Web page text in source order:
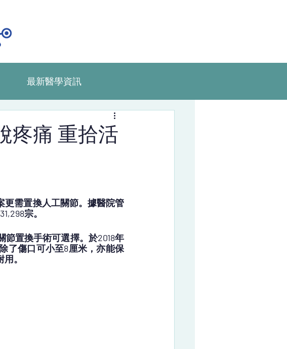
最新醫學資訊
疼痛 重拾活
更需置換人工關節。據醫院管
宗。
置換手術可選擇。於2018年
了傷口可小至8厘米，亦能保
。